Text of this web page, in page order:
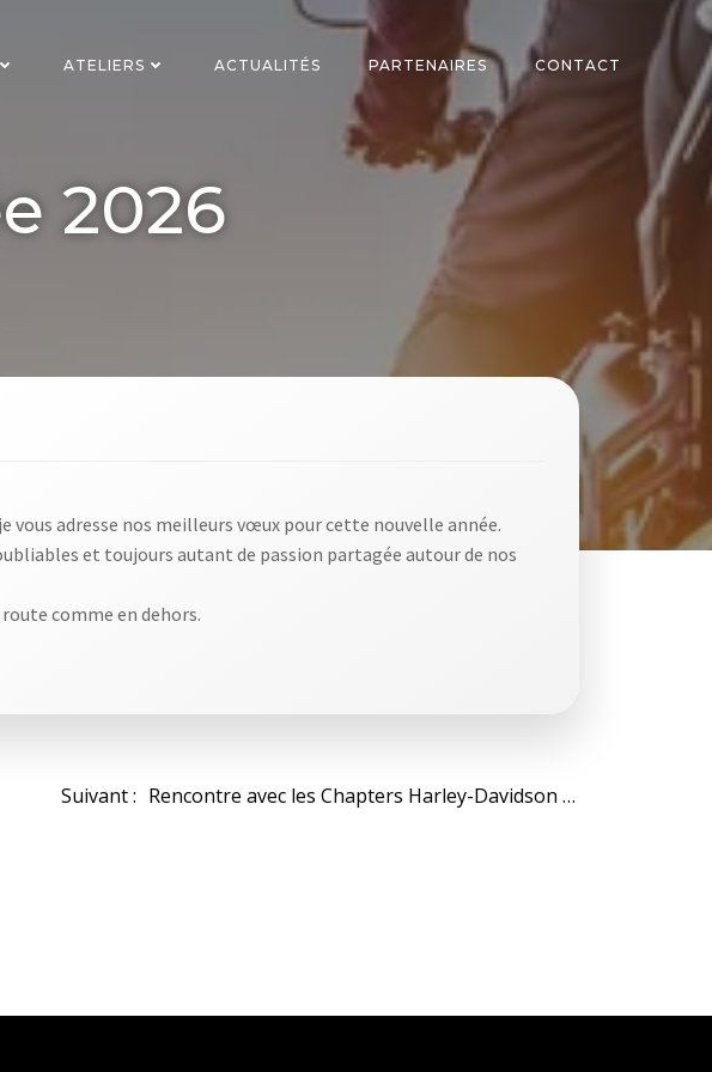
ATELIERS ACTUALITÉS PARTENAIRES CONTACT
2026
vous adresse nos meilleurs vœux pour cette nouvelle année.
et toujours autant de passion partagée autour de nos
comme en dehors.
Navigation
Suivant : Rencontre avec les Chapters Harley-Davidson de Bordeaux : sécurité et partage autour de la passion moto